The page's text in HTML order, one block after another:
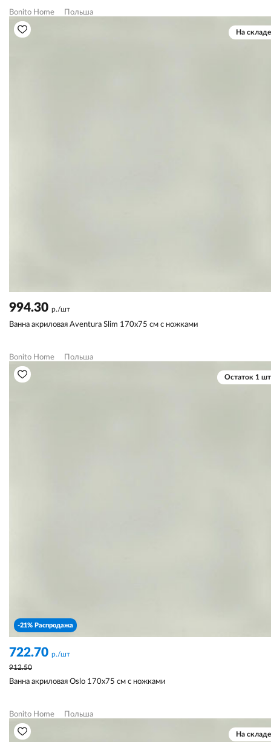
Bonito Home Польша
На складе
994.30 р./шт
Ванна акриловая Aventura Slim 170х75 см с ножками
Bonito Home Польша
Остаток 1 шт
-21% Распродажа
722.70 р./шт
912.50
Ванна акриловая Oslo 170х75 см с ножками
Bonito Home Польша
На складе